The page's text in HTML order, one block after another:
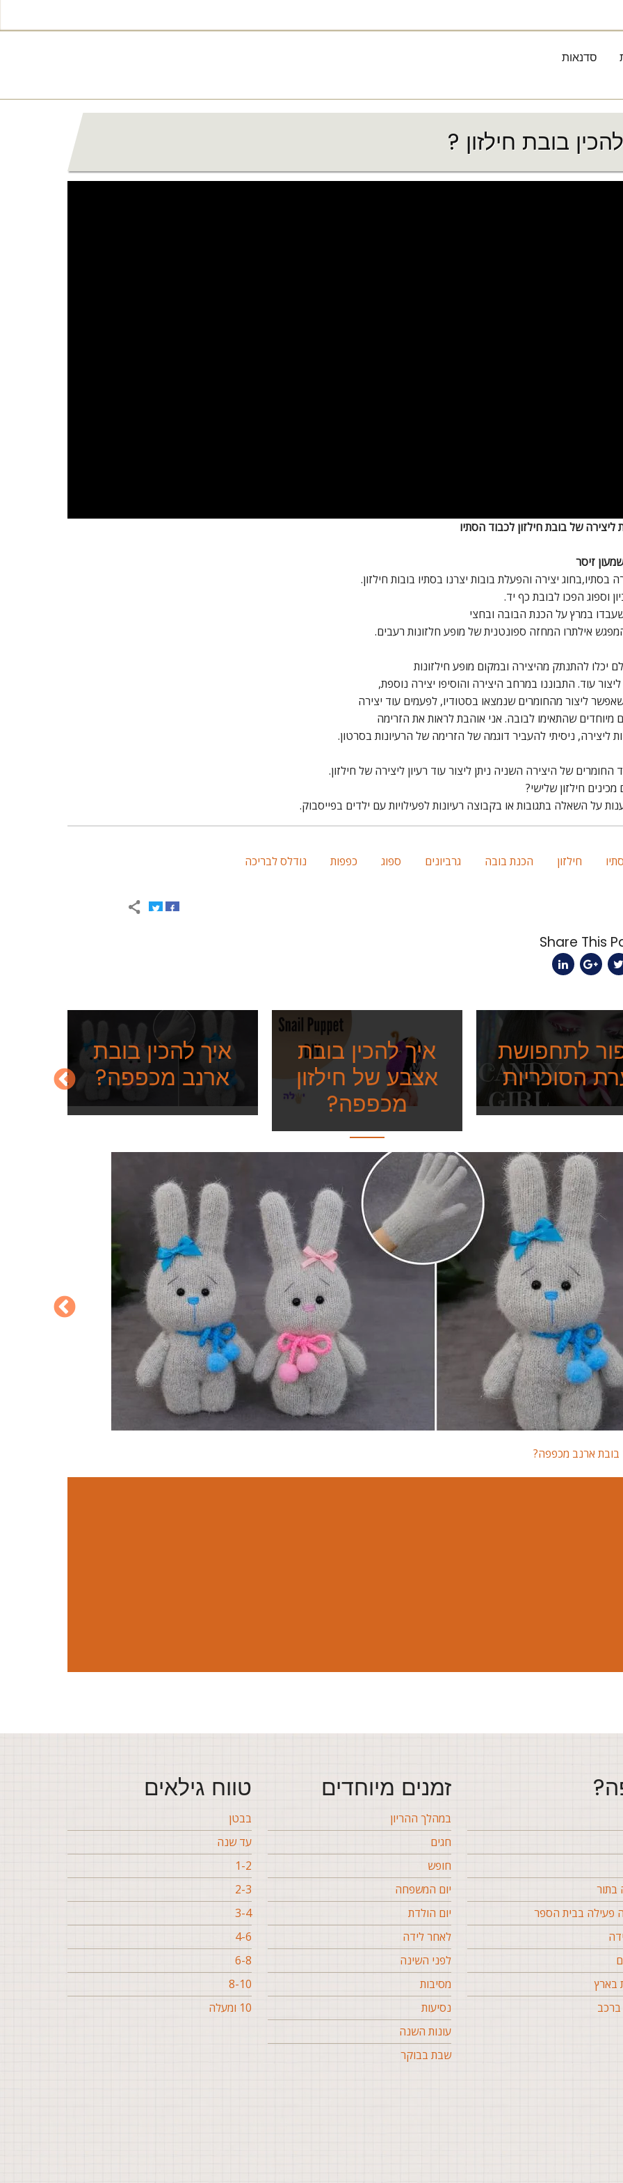
סדנאות
בובת חילזון ?
ליצירה של בובת חילזון לכבוד הסתיו
זיסר
יצירה והפעלת בובות יצרנו בסתיו בובות חילזון.
וספוג הפכו לבובת כף יד.
שעבדו במרץ על הכנת הבובה ובחצי
אילתרו המחזה ספונטנית של מופע חלזונות רעבים.
יכלו להתנתק מהיצירה ובמקום מופע חילזונות
ליצור עוד. התבוננו במרחב היצירה והוסיפו יצירה נוספת,
ליצור מהחומרים שנמצאו בסטודיו, לפעמים עוד יצירה
מיוחדים שהתאימו לבובה. אני אוהבת לראות את הזרימה
ליצירה, ניסיתי להעביר דוגמה של הזרימה של הרעיונות בסרטון.
של היצירה השניה ניתן ליצור עוד רעיון ליצירה של חילזון.
חילזון שלישי?
על השאלה בתגובות או בקבוצה רעיונות לפעילויות עם ילדים בפייסבוק.
חילזון הכנת בובה גרביונים ספוג כפפות נודלס לבריכה
איך להכין בובת
ארנב מכפפה?
איך להכין בובת
אצבע של חילזון
מכפפה?
לתחפושת
הסוכריות
בובת ארנב מכפפה?
טווח גילאים
בבטן
עד שנה
1-2
2-3
3-4
4-6
6-8
8-10
10 ומעלה
זמנים מיוחדים
במהלך ההריון
חגים
חופש
יום המשפחה
יום הולדת
לאחר לידה
לפני השינה
מסיבות
נסיעות
עונות השנה
שבת בבוקר
בתור
פעילה בבית הספר
בארץ